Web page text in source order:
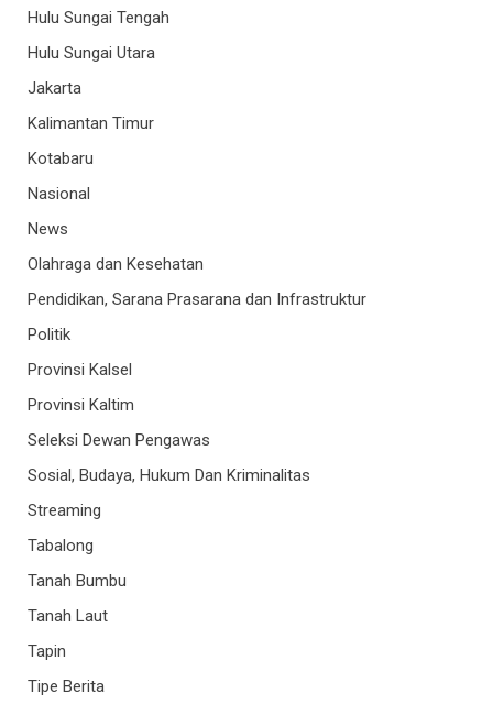
Hulu Sungai Tengah
Hulu Sungai Utara
Jakarta
Kalimantan Timur
Kotabaru
Nasional
News
Olahraga dan Kesehatan
Pendidikan, Sarana Prasarana dan Infrastruktur
Politik
Provinsi Kalsel
Provinsi Kaltim
Seleksi Dewan Pengawas
Sosial, Budaya, Hukum Dan Kriminalitas
Streaming
Tabalong
Tanah Bumbu
Tanah Laut
Tapin
Tipe Berita